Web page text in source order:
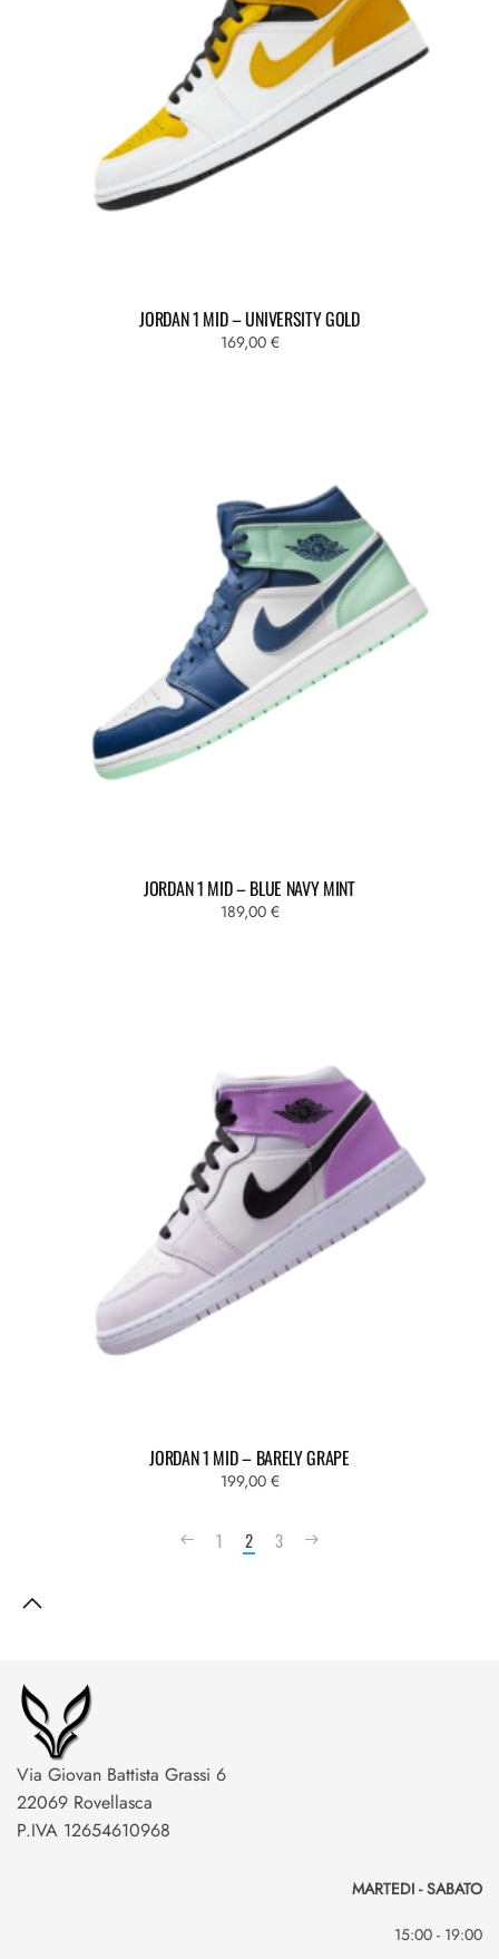
essere
scelte
nella
pagina
del
prodotto
JORDAN 1 MID – UNIVERSITY GOLD
169,00 €
JORDAN 1 MID – BLUE NAVY MINT
189,00 €
JORDAN 1 MID – BARELY GRAPE
199,00 €
1 2 3
Via Giovan Battista Grassi 6
22069 Rovellasca
P.IVA 12654610968
MARTEDI - SABATO
15:00 - 19:00